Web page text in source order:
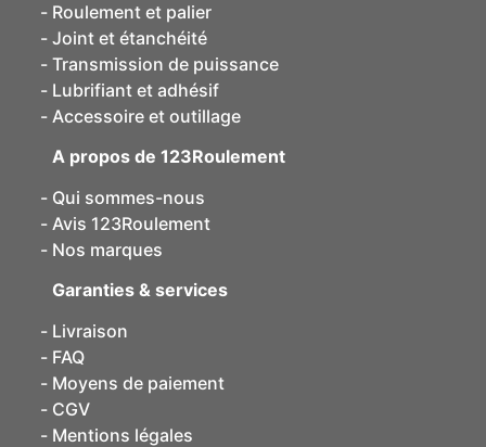
Roulement et palier
Joint et étanchéité
Transmission de puissance
Lubrifiant et adhésif
Accessoire et outillage
A propos de 123Roulement
Qui sommes-nous
Avis 123Roulement
Nos marques
Garanties & services
Livraison
FAQ
Moyens de paiement
CGV
Mentions légales